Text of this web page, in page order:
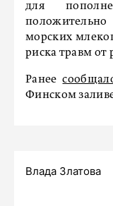
для
морских
риска травм от
Ранее
Финском
Влада Златова